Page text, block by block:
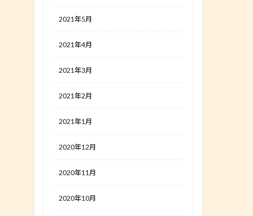
2021年5月
2021年4月
2021年3月
2021年2月
2021年1月
2020年12月
2020年11月
2020年10月